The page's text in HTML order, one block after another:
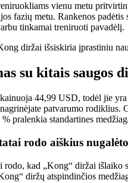
vienu metu
fazių metu. Rankenos
tinkamai treniruoti pavadėlį.
diržai išsiskiria įprastiniu
su kitais saugos
44,99 USD, todėl jie
patvarumo
pralenkia standartines
rodo aiškius
rodo, kad „Kong“ diržai
diržų atspindinčios